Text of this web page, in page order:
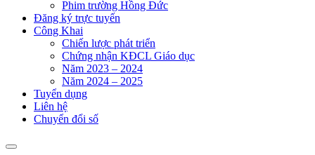
Phim trường Hồng Đức
Đăng ký trực tuyến
Công Khai
Chiến lược phát triển
Chứng nhận KĐCL Giáo dục
Năm 2023 – 2024
Năm 2024 – 2025
Tuyển dụng
Liên hệ
Chuyển đổi số